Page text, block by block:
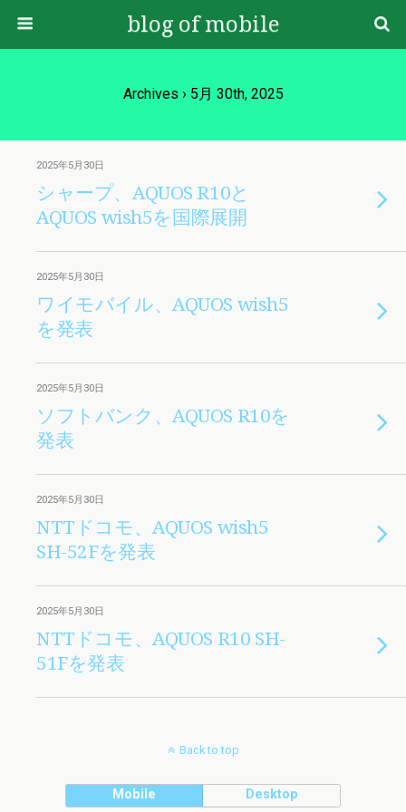
blog of mobile
Archives › 5月 30th, 2025
2025年5月30日
シャープ、AQUOS R10と
AQUOS wish5を国際展開
2025年5月30日
ワイモバイル、AQUOS wish5
を発表
2025年5月30日
ソフトバンク、AQUOS R10を
発表
2025年5月30日
NTTドコモ、AQUOS wish5
SH-52Fを発表
2025年5月30日
NTTドコモ、AQUOS R10 SH-
51Fを発表
Back to top
Mobile Desktop